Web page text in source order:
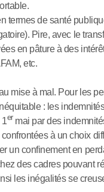
termes de santé
Pire, avec le
en pâture à des
etc.
mise à mal. Pour les
: les
1er mai par des
à un choix
un confinement en
des cadres pouvant
les inégalités se